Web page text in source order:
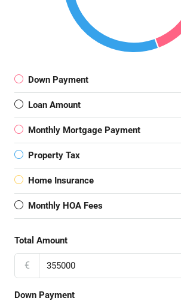
Down Payment
Loan Amount
Monthly Mortgage Payment
Property Tax
Home Insurance
Monthly HOA Fees
Total Amount
€
Down Payment